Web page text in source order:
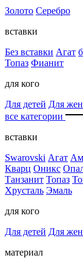
Золото Серебро
вставки
Без вставки Агат
Топаз Фианит
для кого
Для детей Для
все категории
вставки
Swarovski Агат
Кварц Оникс
Танзанит Топаз
Хрусталь Эмаль
для кого
Для детей Для
материал